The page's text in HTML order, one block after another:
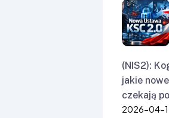
(NIS2):
jakie
czekają
2026-04-